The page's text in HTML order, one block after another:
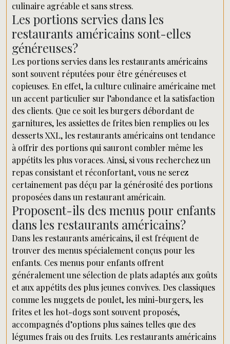
culinaire agréable et sans stress.
Les portions servies dans les
restaurants américains sont-elles
généreuses?
Les portions servies dans les restaurants américains
sont souvent réputées pour être généreuses et
copieuses. En effet, la culture culinaire américaine met
un accent particulier sur l’abondance et la satisfaction
des clients. Que ce soit les burgers débordant de
garnitures, les assiettes de frites bien remplies ou les
desserts XXL, les restaurants américains ont tendance
à offrir des portions qui sauront combler même les
appétits les plus voraces. Ainsi, si vous recherchez un
repas consistant et réconfortant, vous ne serez
certainement pas déçu par la générosité des portions
proposées dans un restaurant américain.
Proposent-ils des menus pour enfants
dans les restaurants américains?
Dans les restaurants américains, il est fréquent de
trouver des menus spécialement conçus pour les
enfants. Ces menus pour enfants offrent
généralement une sélection de plats adaptés aux goûts
et aux appétits des plus jeunes convives. Des classiques
comme les nuggets de poulet, les mini-burgers, les
frites et les hot-dogs sont souvent proposés,
accompagnés d’options plus saines telles que des
légumes frais ou des fruits. Les restaurants américains